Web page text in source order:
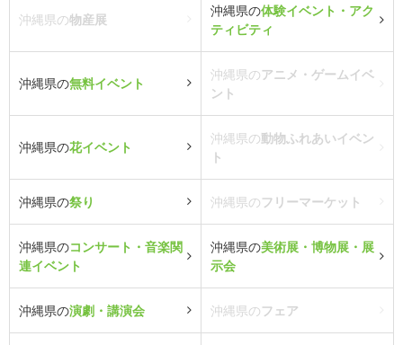
沖縄県の物産展
沖縄県の体験イベント・アク
ティビティ
沖縄県の無料イベント
沖縄県のアニメ・ゲームイベ
ント
沖縄県の花イベント
沖縄県の動物ふれあいイベン
ト
沖縄県の祭り 沖縄県のフリーマーケット
沖縄県のコンサート・音楽関
連イベント
沖縄県の美術展・博物展・展
示会
沖縄県の演劇・講演会 沖縄県のフェア